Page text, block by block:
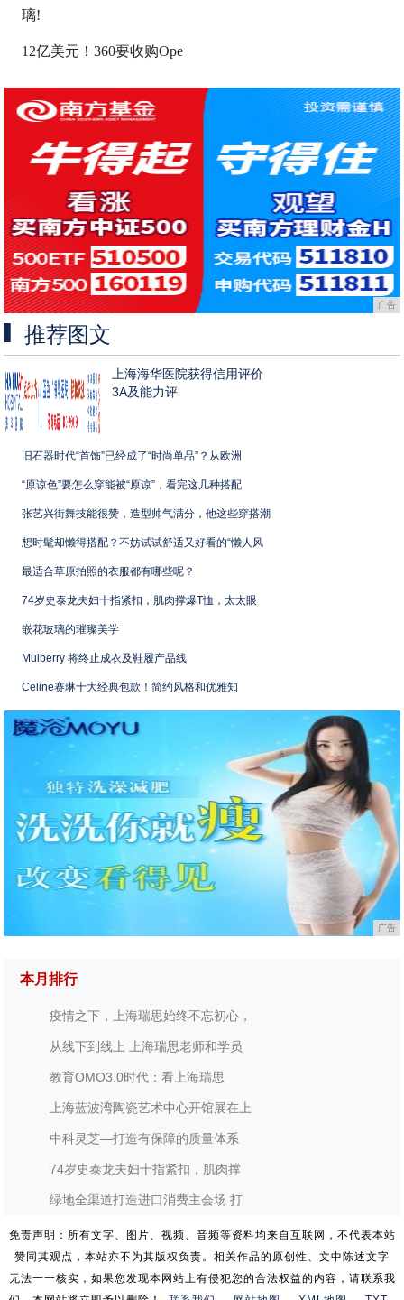
璃!
12亿美元！360要收购Ope
广告
推荐图文
上海海华医院获得信用评价
3A及能力评
旧石器时代“首饰”已经成了“时尚单品”？从欧洲
“原谅色”要怎么穿能被“原谅”，看完这几种搭配
张艺兴街舞技能很赞，造型帅气满分，他这些穿搭潮
想时髦却懒得搭配？不妨试试舒适又好看的“懒人风
最适合草原拍照的衣服都有哪些呢？
74岁史泰龙夫妇十指紧扣，肌肉撑爆T恤，太太眼
嵌花玻璃的璀璨美学
Mulberry 将终止成衣及鞋履产品线
Celine赛琳十大经典包款！简约风格和优雅知
广告
本月排行
疫情之下，上海瑞思始终不忘初心，
从线下到线上 上海瑞思老师和学员
教育OMO3.0时代：看上海瑞思
上海蓝波湾陶瓷艺术中心开馆展在上
中科灵芝—打造有保障的质量体系
74岁史泰龙夫妇十指紧扣，肌肉撑
绿地全渠道打造进口消费主会场 打
免责声明：所有文字、图片、视频、音频等资料均来自互联网，不代表本站
赞同其观点，本站亦不为其版权负责。相关作品的原创性、文中陈述文字
无法一一核实，如果您发现本网站上有侵犯您的合法权益的内容，请联系我